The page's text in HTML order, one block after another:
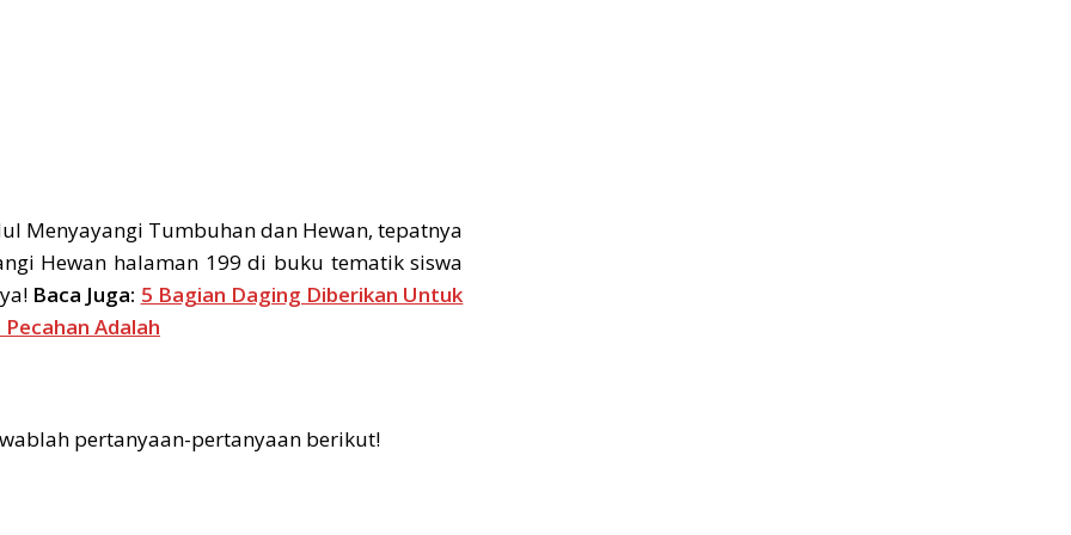
Menyayangi Tumbuhan dan Hewan, tepatnya
Hewan halaman 199 di buku tematik siswa
Baca Juga: 5 Bagian Daging Diberikan Untuk
Adalah
pertanyaan-pertanyaan berikut!